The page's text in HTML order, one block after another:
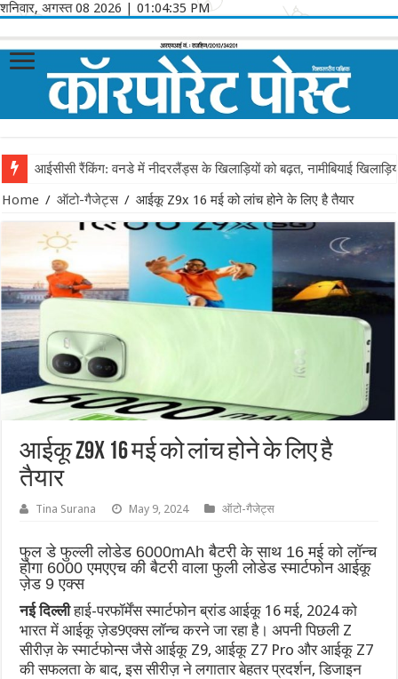
शनिवार, अगस्त 08 2026 | 01:04:35 PM
आईसीसी रैंकिंग: वनडे में नीदरलैंड्स के खिलाड़ियों को बढ़त, नामीबियाई
Home / ऑटो-गैजेट्स / आईकू Z9x 16 मई को लांच होने के लिए है तैयार
आईकू Z9x 16 मई को लांच होने के लिए है
तैयार
Tina Surana May 9, 2024 ऑटो-गैजेट्स
फुल डे फुल्ली लोडेड 6000mAh बैटरी के साथ 16 मई को लॉन्च
होगा 6000 एमएएच की बैटरी वाला फुली लोडेड स्मार्टफोन आईकू
ज़ेड 9 एक्स
नई दिल्लीहाई-परफॉर्मेंस स्मार्टफोन ब्रांड आईकू 16 मई, 2024 को
भारत में आईकू ज़ेड9एक्स लॉन्च करने जा रहा है। अपनी पिछली Z
सीरीज़ के स्मार्टफोन्स जैसे आईकू Z9, आईकू Z7 Pro और आईकू Z7
की सफलता के बाद, इस सीरीज़ ने लगातार बेहतर प्रदर्शन, डिजाइन